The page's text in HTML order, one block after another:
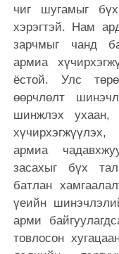
чиг шугамыг
хэрэгтэй. Нам
зарчмыг чанд
армиа
ёстой. Улс
өөрчлөлт
шинжлэх ухаан,
армиа
засахыг бүх
батлан
үеийн
арми
товлосон